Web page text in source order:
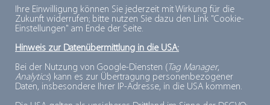
Ihre Einwilligung können Sie jederzeit mit Wirkung für die
Zukunft widerrufen; bitte nutzen Sie dazu den Link "Cookie-
Einstellungen" am Ende der Seite.
Hinweis zur Datenübermittlung in die USA:
Bei der Nutzung von Google-Diensten (Tag Manager,
Analytics) kann es zur Übertragung personenbezogener
Daten, insbesondere Ihrer IP-Adresse, in die USA kommen.
Handeln professioneller Akteure sollte sich dabei an
vier Handlungsgrundsätzen orientieren: Verantwortung
teilen, Kompetenzen stärken, Qualitäten bündeln, d. h.
Produkte und Angebote hinsichtlich aller drei
Nachhaltigkeitsdimensionen zu optimieren und